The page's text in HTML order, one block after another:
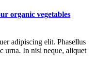
organic vegetables
adipiscing elit. Phasellus
urna. In nisi neque, aliquet